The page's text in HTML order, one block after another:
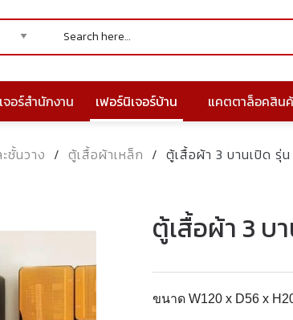
จอร์สำนักงาน เฟอร์นิเจอร์บ้าน แคตตาล็อคสิน
ชั้นวาง / ตู้เสื้อผ้าเหล็ก / ตู้เสื้อผ้า 3 บานเปิด รุ่
ตู้เสื้อผ้า 3 บ
ขนาด W120 x D56 x